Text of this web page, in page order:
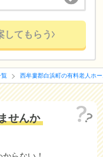
してもらう
覧 西牟婁郡白浜町の有料老人ホ
せんか